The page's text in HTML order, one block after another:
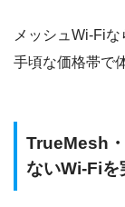
メッシュWi-Fiな
手頃な価格帯で
TrueMesh
ないWi-Fiを